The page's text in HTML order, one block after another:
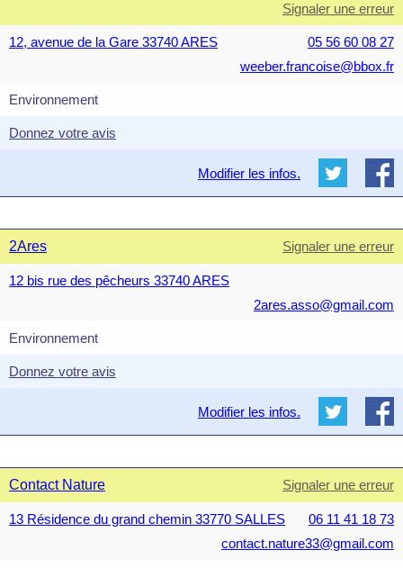
Signaler une erreur
12, avenue de la Gare 33740 ARES
05 56 60 08 27
weeber.francoise@bbox.fr
Environnement
Donnez votre avis
Modifier les infos.
2Ares Signaler une erreur
12 bis rue des pêcheurs 33740 ARES
2ares.asso@gmail.com
Environnement
Donnez votre avis
Modifier les infos.
Contact Nature Signaler une erreur
13 Résidence du grand chemin 33770 SALLES
06 11 41 18 73
contact.nature33@gmail.com